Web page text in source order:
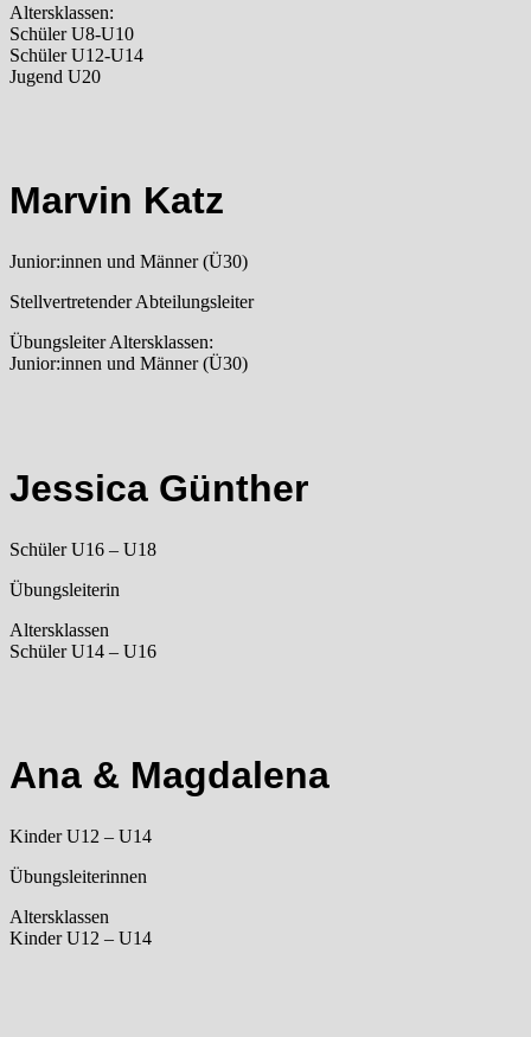
Altersklassen:
Schüler U8-U10
Schüler U12-U14
Jugend U20
Marvin Katz
Junior:innen und Männer (Ü30)
Stellvertretender Abteilungsleiter
Übungsleiter Altersklassen:
Junior:innen und Männer (Ü30)
Jessica Günther
Schüler U16 – U18
Übungsleiterin
Altersklassen
Schüler U14 – U16
Ana & Magdalena
Kinder U12 – U14
Übungsleiterinnen
Altersklassen
Kinder U12 – U14